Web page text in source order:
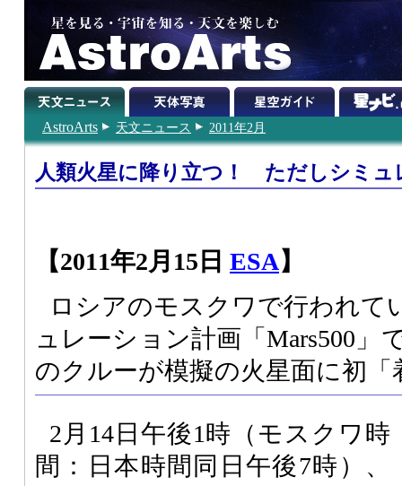
AstroArts 天文ニュース 2011年2月
人類火星に降り立つ！ ただしシミュ
【2011年2月15日 ESA】
ロシアのモスクワで行われて
ュレーション計画「Mars500」
のクルーが模擬の火星面に初「
2月14日午後1時（モスクワ時
間：日本時間同日午後7時）、